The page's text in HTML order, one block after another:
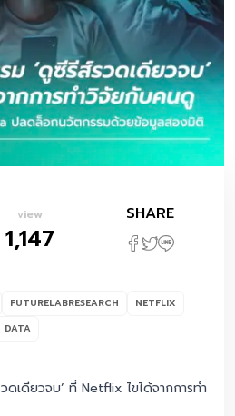
view
1,147
SHARE
FUTURELABRESEARCH
NETFLIX
DATA
เดียวจบ’ ที่ Netflix ไขได้จากการทำ